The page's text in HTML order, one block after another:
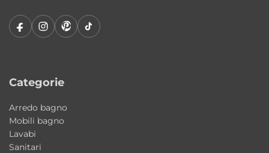
pulizia e mantenimento della qualità
estetica nel tempo.
Il lavabo ON fa parte della produzione
produttiva, qualità dei materiali e attenzione
ai dettagli.
Categorie
Arredo bagno
Mobili bagno
Lavabi
Sanitari